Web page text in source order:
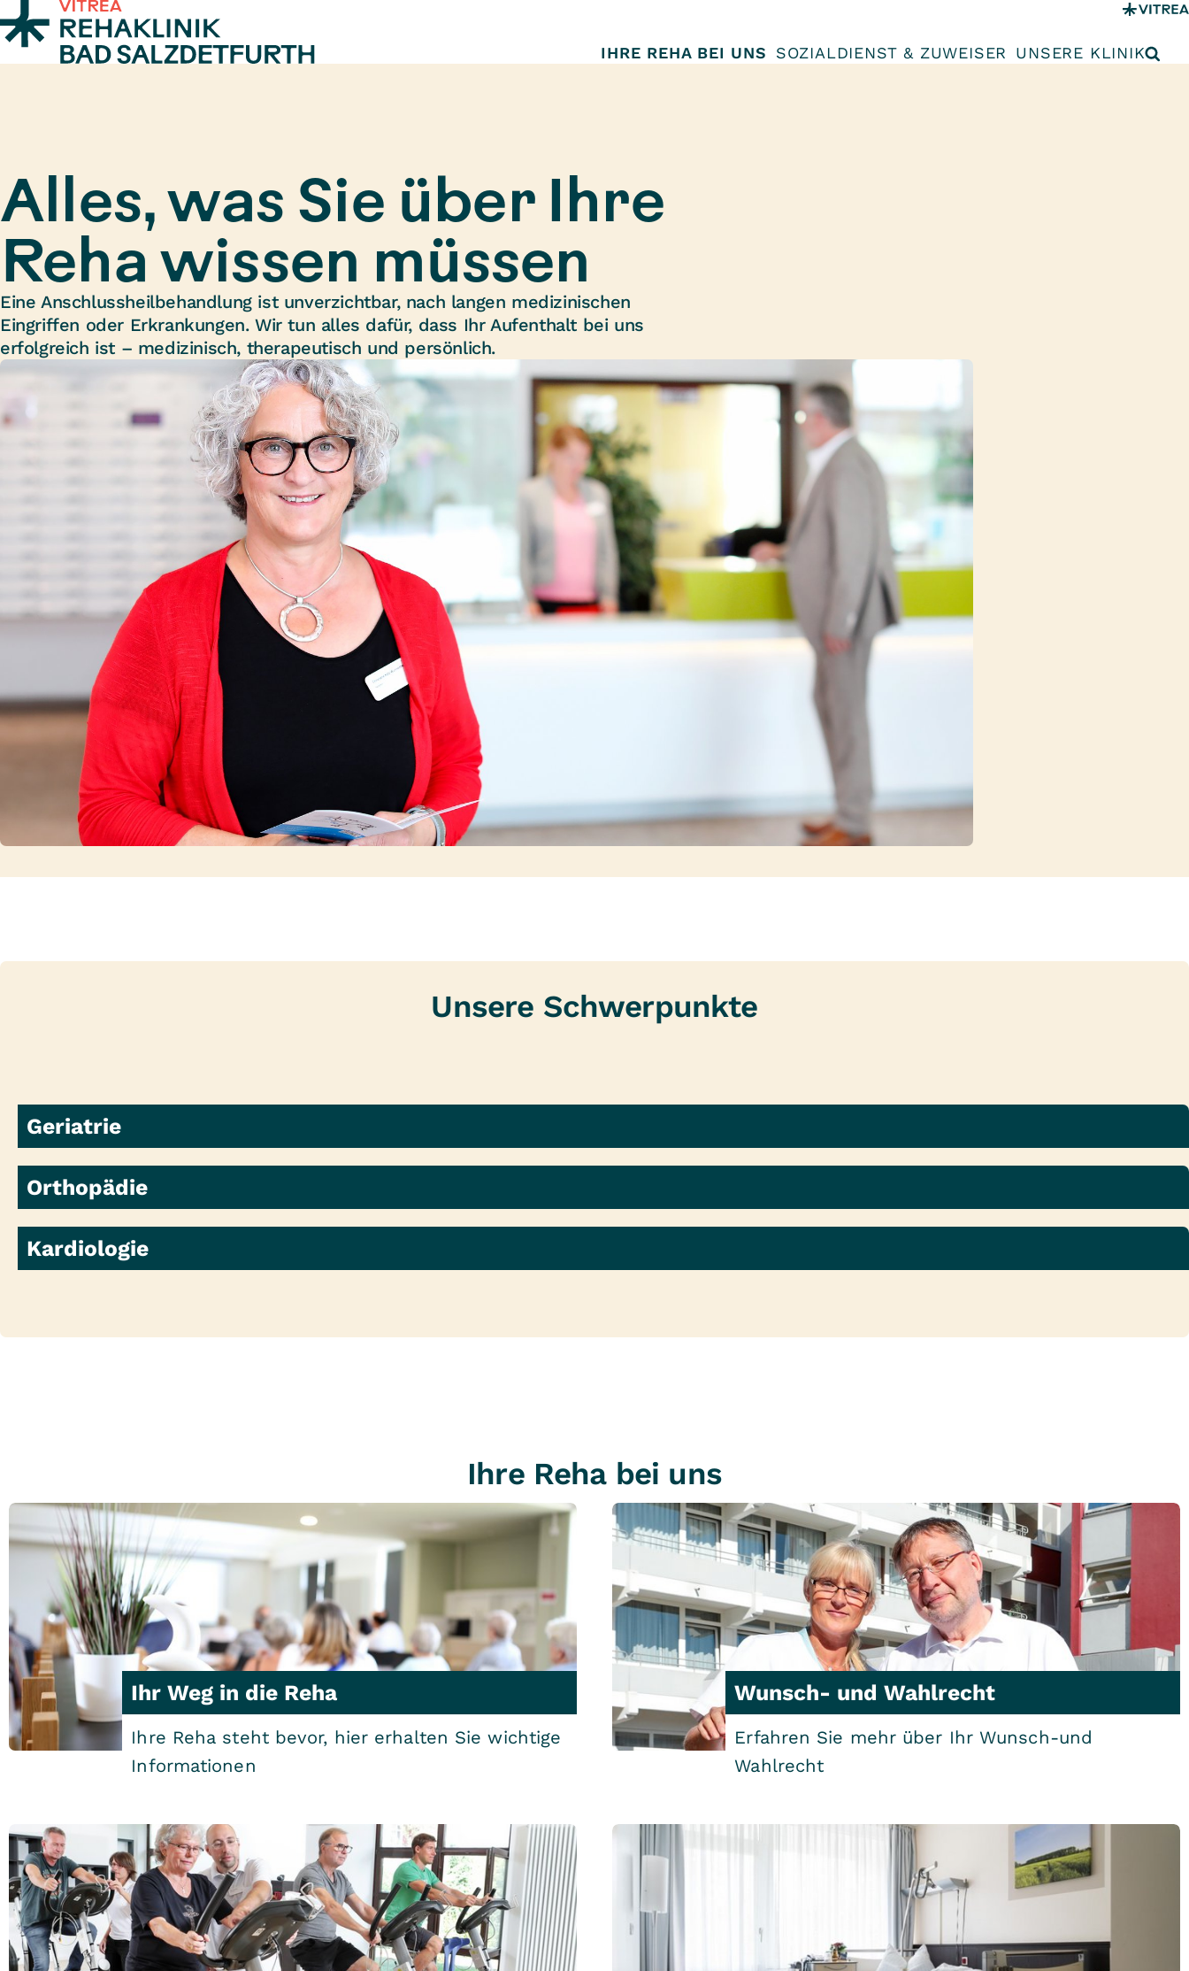
Zum Inhalt springen
IHRE REHA BEI UNS SOZIALDIENST & ZUWEISER UNSERE KLINIK
Alles, was Sie über Ihre
Reha wissen müssen
Eine Anschlussheilbehandlung ist unverzichtbar, nach langen medizinischen
Eingriffen oder Erkrankungen. Wir tun alles dafür, dass Ihr Aufenthalt bei uns
erfolgreich ist – medizinisch, therapeutisch und persönlich.
Unsere Schwerpunkte
Geriatrie
Orthopädie
Kardiologie
Ihre Reha bei uns
Ihr Weg in die Reha
Ihre Reha steht bevor, hier erhalten Sie wichtige
Informationen
Wunsch- und Wahlrecht
Erfahren Sie mehr über Ihr Wunsch-und
Wahlrecht